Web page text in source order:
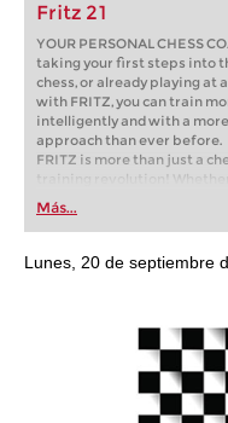
Fritz 21
YOUR PERSONAL CHESS
taking your first steps into
chess, or already playing at
with FRITZ, you can train
intelligently and with a
approach than ever before.
FRITZ is more than just a
training revolution! Whether
first steps into the world of
playing at a tournament
train more efficiently,
more personalised
Más...
Lunes, 20 de septiembre